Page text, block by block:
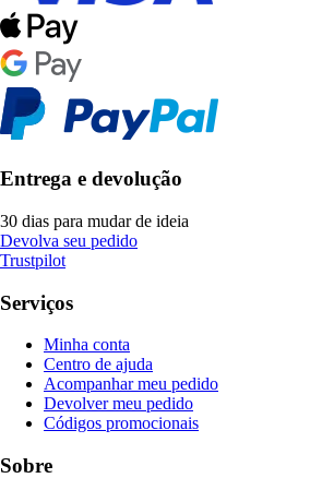
Entrega e devolução
30 dias para mudar de ideia
Devolva seu pedido
Trustpilot
Serviços
Minha conta
Centro de ajuda
Acompanhar meu pedido
Devolver meu pedido
Códigos promocionais
Sobre